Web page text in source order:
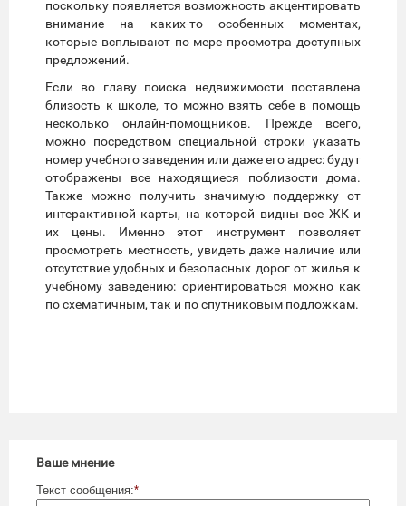
поскольку появляется возможность акцентировать
внимание на каких-то особенных моментах,
которые всплывают по мере просмотра доступных
предложений.
Если во главу поиска недвижимости поставлена
близость к школе, то можно взять себе в помощь
несколько онлайн-помощников. Прежде всего,
можно посредством специальной строки указать
номер учебного заведения или даже его адрес: будут
отображены все находящиеся поблизости дома.
Также можно получить значимую поддержку от
интерактивной карты, на которой видны все ЖК и
их цены. Именно этот инструмент позволяет
просмотреть местность, увидеть даже наличие или
отсутствие удобных и безопасных дорог от жилья к
учебному заведению: ориентироваться можно как
по схематичным, так и по спутниковым подложкам.
Ваше мнение
Текст сообщения:*